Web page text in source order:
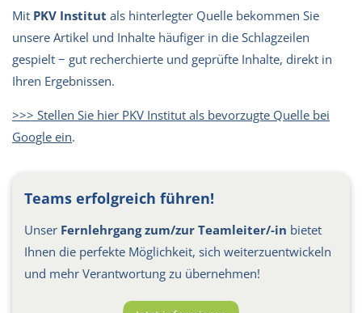
Mit PKV Institut als hinterlegter Quelle bekommen Sie
unsere Artikel und Inhalte häufiger in die Schlagzeilen
gespielt − gut recherchierte und geprüfte Inhalte, direkt in
Ihren Ergebnissen.
>>> Stellen Sie hier PKV Institut als bevorzugte Quelle bei
Google ein.
Teams erfolgreich führen!
Unser Fernlehrgang zum/zur Teamleiter/-in bietet
Ihnen die perfekte Möglichkeit, sich weiterzuentwickeln
und mehr Verantwortung zu übernehmen!